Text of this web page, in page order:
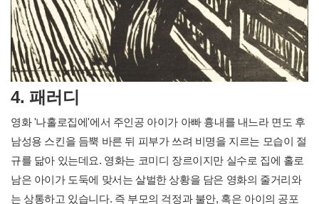
4. 패러디
영화 '나홀로집에'에서 주인공 아이가 아빠 흉내를 내느라 면도 후
남성용 스킨을 듬뿍 바른 뒤 피부가 쓰려 비명을 지르는 모습이 절
규를 닮아 있는데요. 영화는 코미디 장르이지만 실수로 집에 홀로
남은 아이가 도둑에 맞서는 살벌한 상황을 담은 영화의 줄거리와
는 상통하고 있습니다. 즉 부모의 걱정과 불안, 혹은 아이의 공포